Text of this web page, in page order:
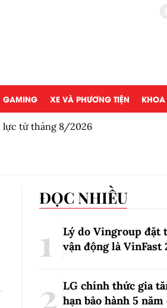
GAMING XE VÀ PHƯƠNG TIỆN
lực từ tháng 8/2026
ĐỌC NHIỀU
Lý do Vingroup đặt
vận động là VinFast
LG chính thức gia
hạn bảo hành 5